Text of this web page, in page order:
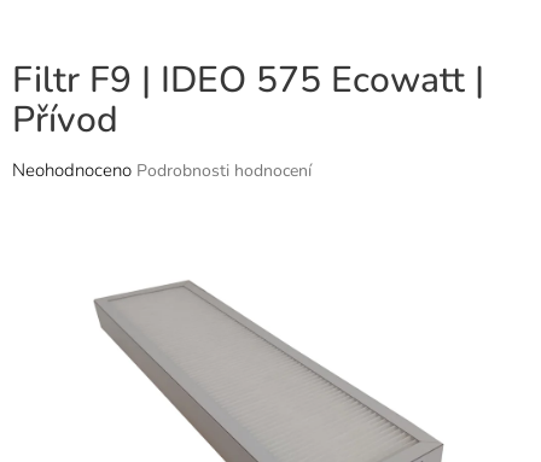
Filtr F9 | IDEO 575 Ecowatt |
Přívod
Průměrné
Neohodnoceno Podrobnosti hodnocení